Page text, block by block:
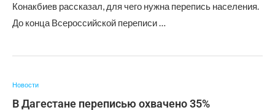
Конакбиев рассказал, для чего нужна перепись населения.
До конца Всероссийской переписи …
Новости
В Дагестане переписью охвачено 35%